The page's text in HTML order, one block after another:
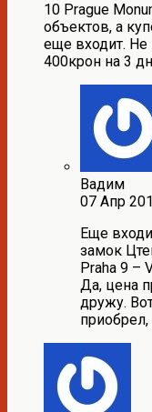
10 Prague
объектов, а
еще входит. Не
400крон на 3
Вадим
07 Апр
Еще
замок
Praha 9 –
Да, цена
дружу.